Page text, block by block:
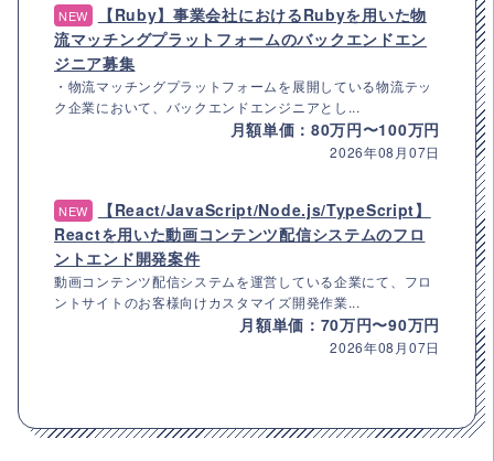
NEW
【Ruby】事業会社におけるRubyを用いた物
流マッチングプラットフォームのバックエンドエン
ジニア募集
・物流マッチングプラットフォームを展開している物流テッ
ク企業において、バックエンドエンジニアとし...
月額単価：80万円〜100万円
2026年08月07日
NEW
【React/JavaScript/Node.js/TypeScript】
Reactを用いた動画コンテンツ配信システムのフロ
ントエンド開発案件
動画コンテンツ配信システムを運営している企業にて、フロ
ントサイトのお客様向けカスタマイズ開発作業...
月額単価：70万円〜90万円
2026年08月07日